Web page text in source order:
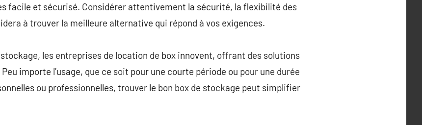
facile et sécurisé. Considérer attentivement la sécurité, la flexibilité des
à trouver la meilleure alternative qui répond à vos exigences.
stockage, les entreprises de location de box innovent, offrant des solutions
importe l’usage, que ce soit pour une courte période ou pour une durée
ou professionnelles, trouver le bon box de stockage peut simplifier